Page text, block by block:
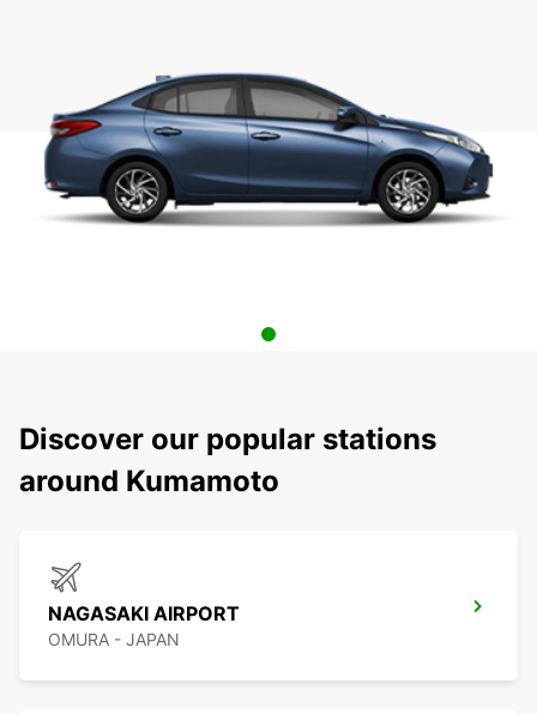
Discover our popular stations
around Kumamoto
NAGASAKI AIRPORT
OMURA - JAPAN